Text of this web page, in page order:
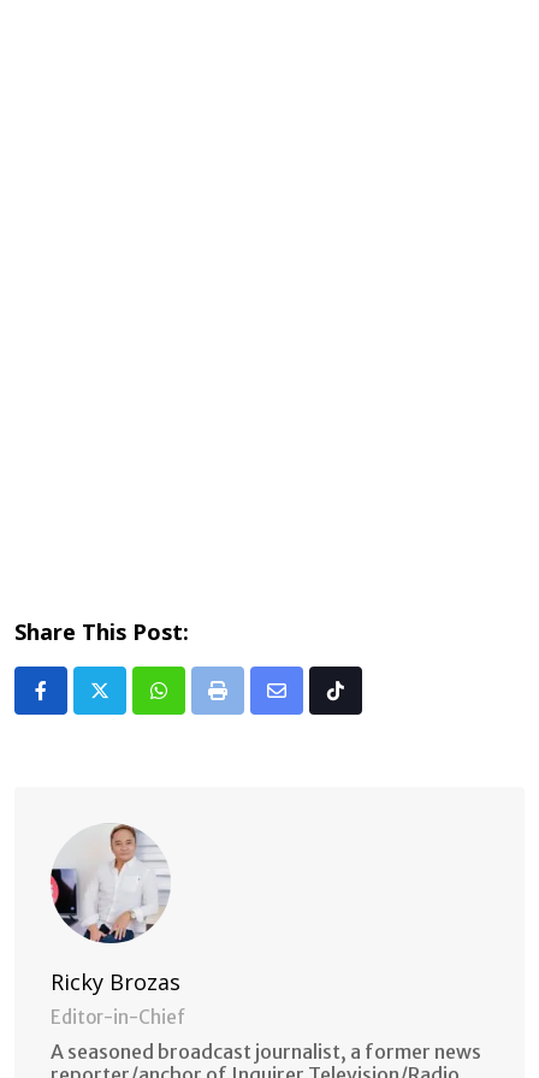
Share This Post:
Whatsapp
Print
Share Tiktok
Ricky Brozas
Editor-in-Chief
A seasoned broadcast journalist, a former news